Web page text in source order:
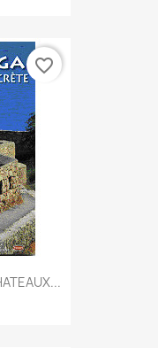
favorite_border